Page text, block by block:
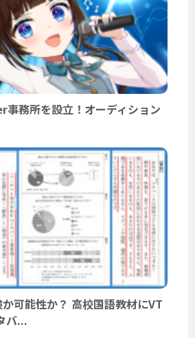
務所を設立！オーディション
可能性か？ 高校国語教材にVT
バ...